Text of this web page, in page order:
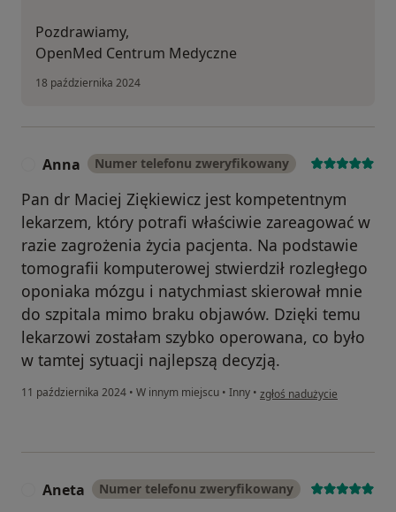
Pozdrawiamy,
OpenMed Centrum Medyczne
18 października 2024
Anna Numer telefonu zweryfikowany
Pan dr Maciej Ziękiewicz jest kompetentnym
lekarzem, który potrafi właściwie zareagować w
razie zagrożenia życia pacjenta. Na podstawie
tomografii komputerowej stwierdził rozległego
oponiaka mózgu i natychmiast skierował mnie
do szpitala mimo braku objawów. Dzięki temu
lekarzowi zostałam szybko operowana, co było
w tamtej sytuacji najlepszą decyzją.
11 października 2024 • W innym miejscu • Inny • w opinii użytkownika Anna
zgłoś nadużycie
Aneta Numer telefonu zweryfikowany